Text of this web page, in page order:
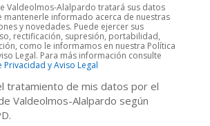
Valdeolmos-Alalpardo tratará sus datos
mantenerle informado acerca de nuestras
y novedades. Puede ejercer sus
rectificación, supresión, portabilidad,
como le informamos en nuestra Política
Legal. Para más información consulte
Privacidad y Aviso Legal
tratamiento de mis datos por el
Valdeolmos-Alalpardo según